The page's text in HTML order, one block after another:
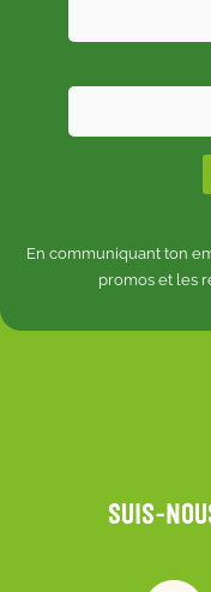
En communiquant ton
promos et les
Suis-